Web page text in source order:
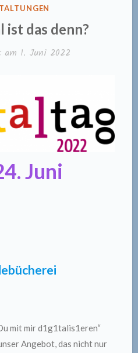
ist das denn?
am 1. Juni 2022
Juni
mit mir d1g1talis1eren“
Angebot, das nicht nur